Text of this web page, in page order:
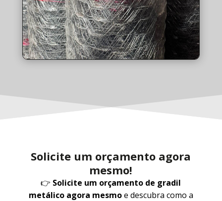
Solicite um orçamento agora
mesmo!
👉 Solicite um orçamento de gradil
metálico agora mesmoe descubra como a